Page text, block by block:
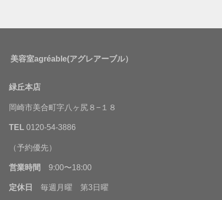
美容室agréable(アグレアーブル）
緑丘本店
岡崎市美合町字八ヶ尻８−１８
TEL 0120-54-3886
（予約優先）
営業時間 9:00〜18:00
定休日 毎週月曜 第3日曜